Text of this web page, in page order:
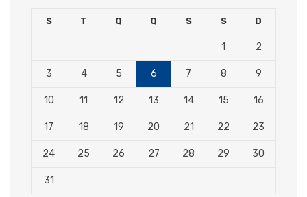
S T Q Q S S D
1 2
3 4 5 6 7 8 9
10 11 12 13 14 15 16
17 18 19 20 21 22 23
24 25 26 27 28 29 30
31